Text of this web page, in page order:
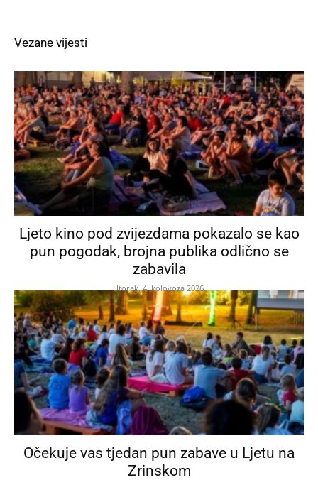
Vezane vijesti
Ljeto kino pod zvijezdama pokazalo se kao
pun pogodak, brojna publika odlično se
zabavila
Utorak, 4. kolovoza 2026.
Očekuje vas tjedan pun zabave u Ljetu na
Zrinskom